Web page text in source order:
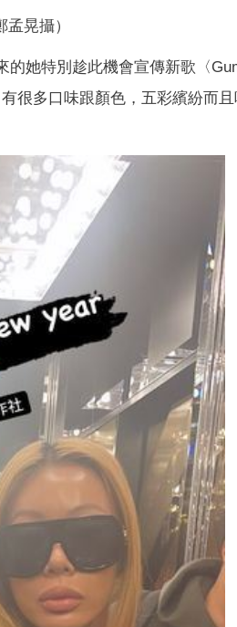
晃攝）
她特別趁此機會宣傳新歌〈
很多口味跟顏色，五彩繽紛而且